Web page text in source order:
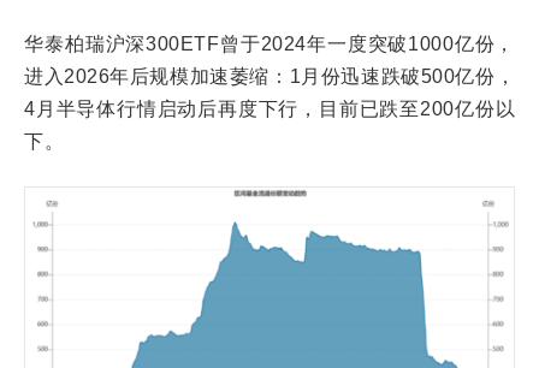
华泰柏瑞沪深300ETF曾于2024年一度突破1000亿份，
进入2026年后规模加速萎缩：1月份迅速跌破500亿份，
4月半导体行情启动后再度下行，目前已跌至200亿份以
下。